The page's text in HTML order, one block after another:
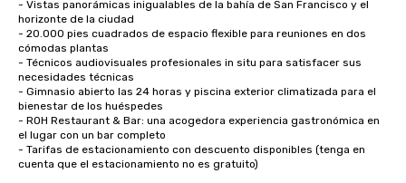
- Vistas panorámicas inigualables de la bahía de San Francisco y el
horizonte de la ciudad
- 20.000 pies cuadrados de espacio flexible para reuniones en dos
cómodas plantas
- Técnicos audiovisuales profesionales in situ para satisfacer sus
necesidades técnicas
- Gimnasio abierto las 24 horas y piscina exterior climatizada para el
bienestar de los huéspedes
- ROH Restaurant & Bar: una acogedora experiencia gastronómica en
el lugar con un bar completo
- Tarifas de estacionamiento con descuento disponibles (tenga en
cuenta que el estacionamiento no es gratuito)